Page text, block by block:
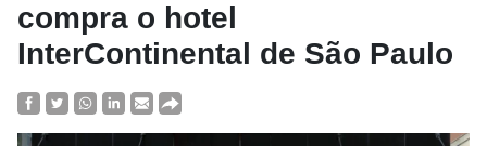
compra o hotel
InterContinental de São Paulo